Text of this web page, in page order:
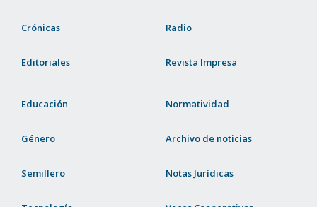
Crónicas
Editoriales
Radio
Revista Impresa
Educación
Género
Semillero
Normatividad
Archivo de noticias
Notas Jurídicas